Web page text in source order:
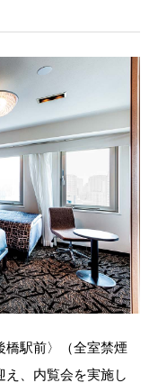
駅前〉（全室禁煙
え、内覧会を実施し